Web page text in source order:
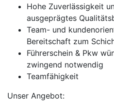
Hohe Zuverlässigkeit
ausgeprägtes
Team- und
Bereitschaft zum
Führerschein & Pkw
zwingend notwendig
Teamfähigkeit
Unser Angebot: